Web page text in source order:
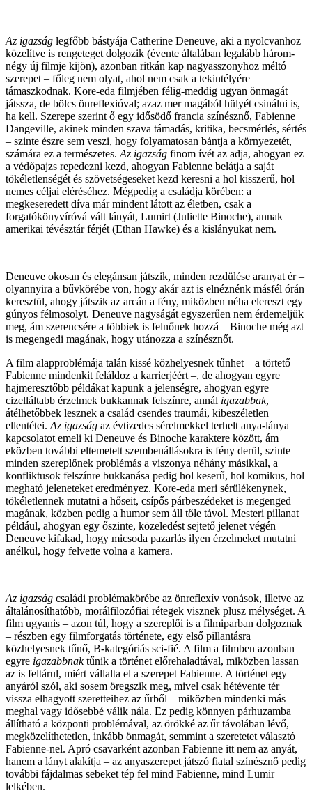
Az igazság legfőbb bástyája Catherine Deneuve, aki a nyolcvanhoz
közelítve is rengeteget dolgozik (évente általában legalább három-
négy új filmje kijön), azonban ritkán kap nagyasszonyhoz méltó
szerepet – főleg nem olyat, ahol nem csak a tekintélyére
támaszkodnak. Kore-eda filmjében félig-meddig ugyan önmagát
játssza, de bölcs önreflexióval; azaz mer magából hülyét csinálni is,
ha kell. Szerepe szerint ő egy idősödő francia színésznő, Fabienne
Dangeville, akinek minden szava támadás, kritika, becsmérlés, sértés
– szinte észre sem veszi, hogy folyamatosan bántja a környezetét,
számára ez a természetes. Az igazság finom ívét az adja, ahogyan ez
a védőpajzs repedezni kezd, ahogyan Fabienne belátja a saját
tökéletlenségét és szövetségeseket kezd keresni a hol kisszerű, hol
nemes céljai eléréséhez. Mégpedig a családja körében: a
megkeseredett díva már mindent látott az életben, csak a
forgatókönyvíróvá vált lányát, Lumirt (Juliette Binoche), annak
amerikai tévésztár férjét (Ethan Hawke) és a kislányukat nem.
Deneuve okosan és elegánsan játszik, minden rezdülése aranyat ér –
olyannyira a bűvkörébe von, hogy akár azt is elnéznénk másfél órán
keresztül, ahogy játszik az arcán a fény, miközben néha elereszt egy
gúnyos félmosolyt. Deneuve nagyságát egyszerűen nem érdemeljük
meg, ám szerencsére a többiek is felnőnek hozzá – Binoche még azt
is megengedi magának, hogy utánozza a színésznőt.
A film alapproblémája talán kissé közhelyesnek tűnhet – a törtető
Fabienne mindenkit feláldoz a karrierjéért –, de ahogyan egyre
hajmeresztőbb példákat kapunk a jelenségre, ahogyan egyre
cizelláltabb érzelmek bukkannak felszínre, annál igazabbak,
átélhetőbbek lesznek a család csendes traumái, kibeszéletlen
ellentétei. Az igazság az évtizedes sérelmekkel terhelt anya-lánya
kapcsolatot emeli ki Deneuve és Binoche karaktere között, ám
eközben további eltemetett szembenállásokra is fény derül, szinte
minden szereplőnek problémás a viszonya néhány másikkal, a
konfliktusok felszínre bukkanása pedig hol keserű, hol komikus, hol
megható jeleneteket eredményez. Kore-eda meri sérülékenynek,
tökéletlennek mutatni a hőseit, csípős párbeszédeket is megenged
magának, közben pedig a humor sem áll tőle távol. Mesteri pillanat
például, ahogyan egy őszinte, közeledést sejtető jelenet végén
Deneuve kifakad, hogy micsoda pazarlás ilyen érzelmeket mutatni
anélkül, hogy felvette volna a kamera.
Az igazság családi problémakörébe az önreflexív vonások, illetve az
általánosíthatóbb, morálfilozófiai rétegek visznek plusz mélységet. A
film ugyanis – azon túl, hogy a szereplői is a filmiparban dolgoznak
– részben egy filmforgatás története, egy első pillantásra
közhelyesnek tűnő, B-kategóriás sci-fié. A film a filmben azonban
egyre igazabbnaktűnik a történet előrehaladtával, miközben lassan
az is feltárul, miért vállalta el a szerepet Fabienne. A történet egy
anyáról szól, aki sosem öregszik meg, mivel csak hétévente tér
vissza elhagyott szeretteihez az űrből – miközben mindenki más
meghal vagy idősebbé válik nála. Ez pedig könnyen párhuzamba
állítható a központi problémával, az örökké az űr távolában lévő,
megközelíthetetlen, inkább önmagát, semmint a szeretetet választó
Fabienne-nel. Apró csavarként azonban Fabienne itt nem az anyát,
hanem a lányt alakítja – az anyaszerepet játszó fiatal színésznő pedig
további fájdalmas sebeket tép fel mind Fabienne, mind Lumir
lelkében.